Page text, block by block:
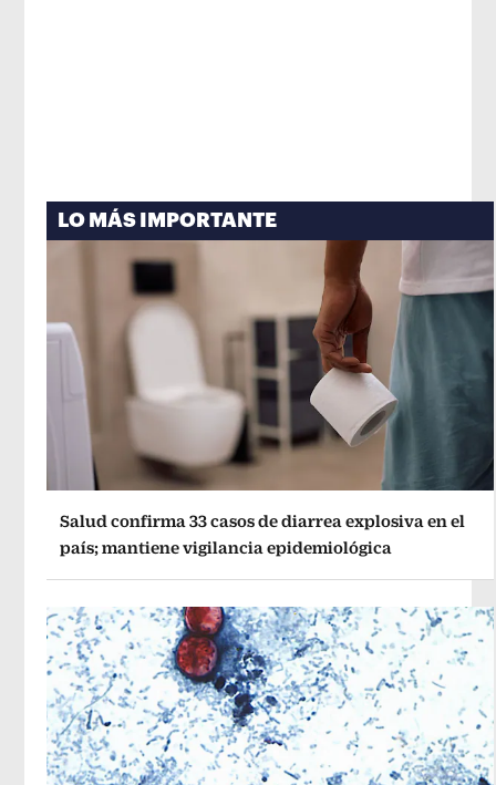
LO MÁS IMPORTANTE
Salud confirma 33 casos de diarrea explosiva en el
país; mantiene vigilancia epidemiológica